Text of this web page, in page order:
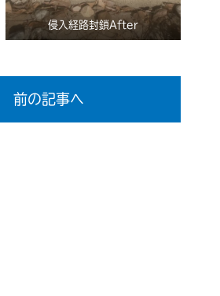
侵入経路封鎖After
前の記事へ